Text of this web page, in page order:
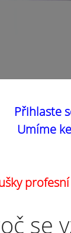
Přihlaste
Umíme
se